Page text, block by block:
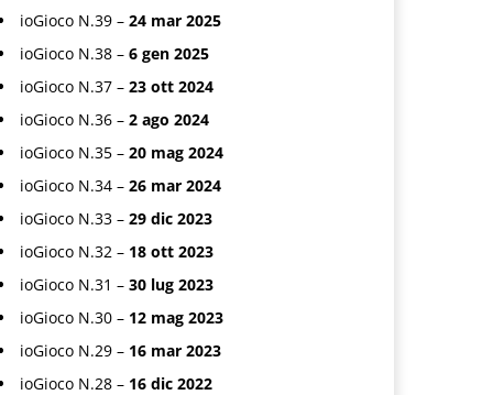
ioGioco N.39 – 24 mar 2025
ioGioco N.38 – 6 gen 2025
ioGioco N.37 – 23 ott 2024
ioGioco N.36 – 2 ago 2024
ioGioco N.35 – 20 mag 2024
ioGioco N.34 – 26 mar 2024
ioGioco N.33 – 29 dic 2023
ioGioco N.32 – 18 ott 2023
ioGioco N.31 – 30 lug 2023
ioGioco N.30 – 12 mag 2023
ioGioco N.29 – 16 mar 2023
ioGioco N.28 – 16 dic 2022